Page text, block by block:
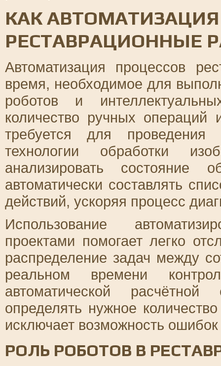
КАК
РЕСТАВРАЦИОННЫЕ
Автоматизация процессов
время, необходимое для
роботов и
количество ручных операций
требуется для
технологии обработки
анализировать состояние
автоматически составлять
действий, ускоряя процесс
Использование
проектами помогает легко
распределение задач между
реальном времени
автоматической
определять нужное
исключает возможность
РОЛЬ РОБОТОВ В